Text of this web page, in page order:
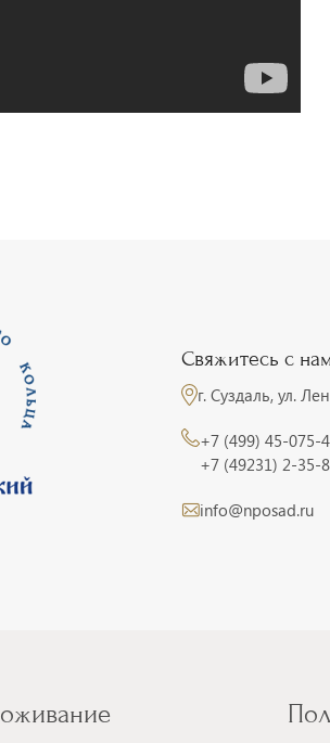
Свяжитесь с
г. Суздаль, ул.
+7 (499) 45-075-
+7 (49231) 2-35-
info@nposad.ru